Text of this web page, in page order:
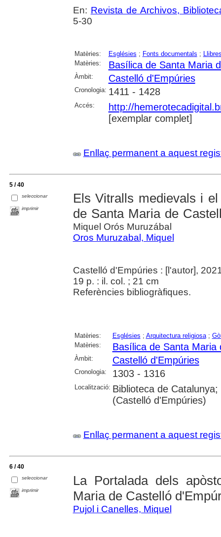
En: Revista de Archivos,
5-30
Matèries: Esglésies ; Fonts documentals ;
Matèries:
Basílica de Santa Maria
Àmbit: Castelló d'Empúries
Cronologia: 1411 - 1428
Accés:
http://
[exemplar complet]
Enllaç permanent a aquest
5 / 40
seleccionar
imprimir
Els Vitralls medievals i
de Santa Maria de
Miquel Orós Muruzábal
Oros Muruzabal, Miquel
Castelló d'Empúries : [l'autor],
19 p. : il. col. ; 21 cm
Referències bibliogràfiques.
Matèries: Esglésies ; Arquitectura religiosa;
Matèries:
Basílica de Santa Maria
Àmbit: Castelló d'Empúries
Cronologia: 1303 - 1316
Localització: Biblioteca de
(Castelló d'Empúries)
Enllaç permanent a aquest
6 / 40
seleccionar
imprimir
La Portalada dels
Maria de Castelló
Pujol i Canelles, Miquel